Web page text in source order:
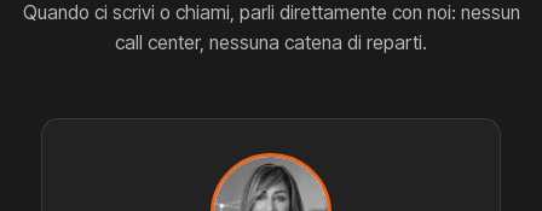
Quando ci scrivi o chiami, parli direttamente con noi: nessun
call center, nessuna catena di reparti.